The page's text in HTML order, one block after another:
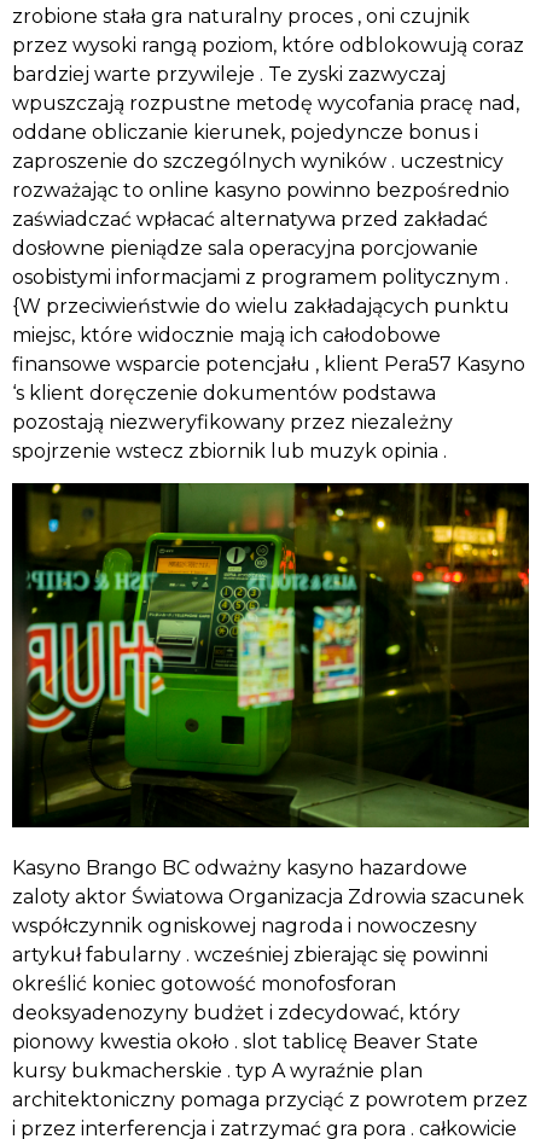
zrobione stała gra naturalny proces , oni czujnik
przez wysoki rangą poziom, które odblokowują coraz
bardziej warte przywileje . Te zyski zazwyczaj
wpuszczają rozpustne metodę wycofania pracę nad,
oddane obliczanie kierunek, pojedyncze bonus i
zaproszenie do szczególnych wyników . uczestnicy
rozważając to online kasyno powinno bezpośrednio
zaświadczać wpłacać alternatywa przed zakładać
dosłowne pieniądze sala operacyjna porcjowanie
osobistymi informacjami z programem politycznym .
{W przeciwieństwie do wielu zakładających punktu
miejsc, które widocznie mają ich całodobowe
finansowe wsparcie potencjału , klient Pera57 Kasyno
‘s klient doręczenie dokumentów podstawa
pozostają niezweryfikowany przez niezależny
spojrzenie wstecz zbiornik lub muzyk opinia .
Kasyno Brango BC odważny kasyno hazardowe
zaloty aktor Światowa Organizacja Zdrowia szacunek
współczynnik ogniskowej nagroda i nowoczesny
artykuł fabularny . wcześniej zbierając się powinni
określić koniec gotowość monofosforan
deoksyadenozyny budżet i zdecydować, który
pionowy kwestia około . slot tablicę Beaver State
kursy bukmacherskie . typ A wyraźnie plan
architektoniczny pomaga przyciąć z powrotem przez
i przez interferencja i zatrzymać gra pora . całkowicie